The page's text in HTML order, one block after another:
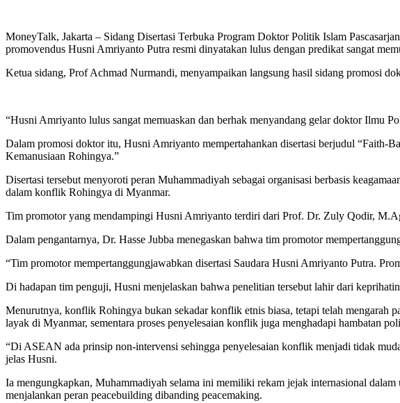
MoneyTalk, Jakarta – Sidang Disertasi Terbuka Program Doktor Politik Islam
promovendus Husni Amriyanto Putra resmi dinyatakan lulus dengan predikat sangat
Ketua sidang, Prof Achmad Nurmandi, menyampaikan langsung hasil sidang promosi
“Husni Amriyanto lulus sangat memuaskan dan berhak menyandang gelar doktor Ilmu
Dalam promosi doktor itu, Husni Amriyanto mempertahankan disertasi berjudul “Faith-
Kemanusiaan Rohingya.”
Disertasi tersebut menyoroti peran Muhammadiyah sebagai organisasi berbasis
dalam konflik Rohingya di Myanmar.
Tim promotor yang mendampingi Husni Amriyanto terdiri dari Prof. Dr. Zuly Qodir,
Dalam pengantarnya, Dr. Hasse Jubba menegaskan bahwa tim promotor
“Tim promotor mempertanggungjawabkan disertasi Saudara Husni Amriyanto Putra.
Di hadapan tim penguji, Husni menjelaskan bahwa penelitian tersebut lahir dari
Menurutnya, konflik Rohingya bukan sekadar konflik etnis biasa, tetapi telah mengarah
layak di Myanmar, sementara proses penyelesaian konflik juga menghadapi hambatan
“Di ASEAN ada prinsip non-intervensi sehingga penyelesaian konflik menjadi tidak
jelas Husni.
Ia mengungkapkan, Muhammadiyah selama ini memiliki rekam jejak internasional
menjalankan peran peacebuilding dibanding peacemaking.